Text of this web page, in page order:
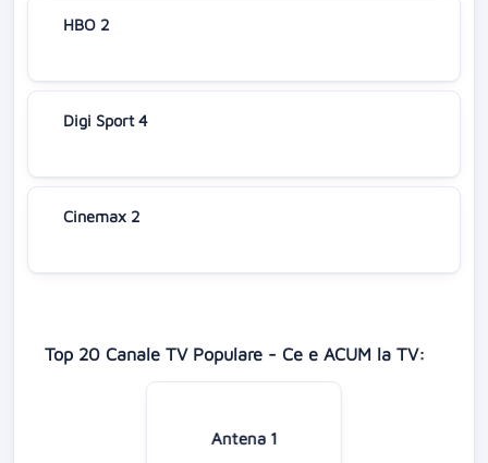
HBO 2
Digi Sport 4
Cinemax 2
Top 20 Canale TV Populare - Ce e ACUM la TV:
Antena 1